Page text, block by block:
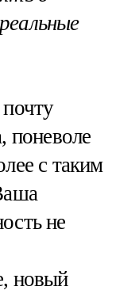
поневоле
с таким
не
новый